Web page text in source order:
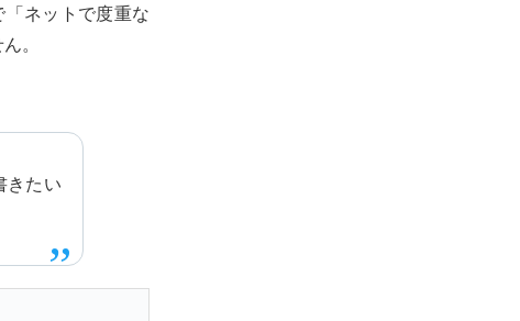
ネットで度重な
。
きたい